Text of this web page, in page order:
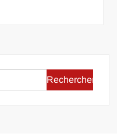
Rechercher :